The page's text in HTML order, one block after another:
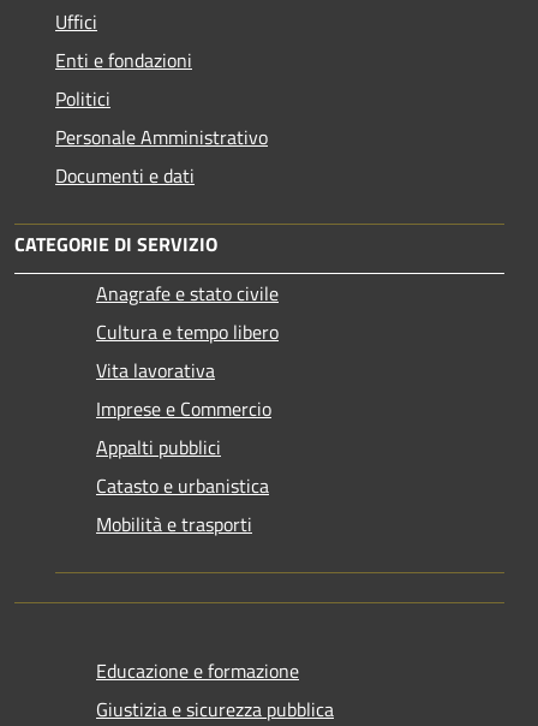
Uffici
Enti e fondazioni
Politici
Personale Amministrativo
Documenti e dati
CATEGORIE DI SERVIZIO
Anagrafe e stato civile
Cultura e tempo libero
Vita lavorativa
Imprese e Commercio
Appalti pubblici
Catasto e urbanistica
Mobilità e trasporti
Educazione e formazione
Giustizia e sicurezza pubblica